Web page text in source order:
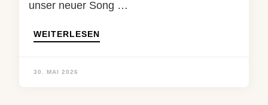
unser neuer Song …
WEITERLESEN
30. MAI 2026